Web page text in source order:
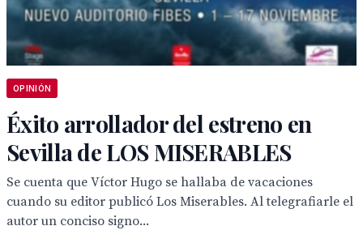
OPINIÓN
Éxito arrollador del estreno en
Sevilla de LOS MISERABLES
Se cuenta que Víctor Hugo se hallaba de vacaciones
cuando su editor publicó Los Miserables. Al telegrafiarle el
autor un conciso signo...